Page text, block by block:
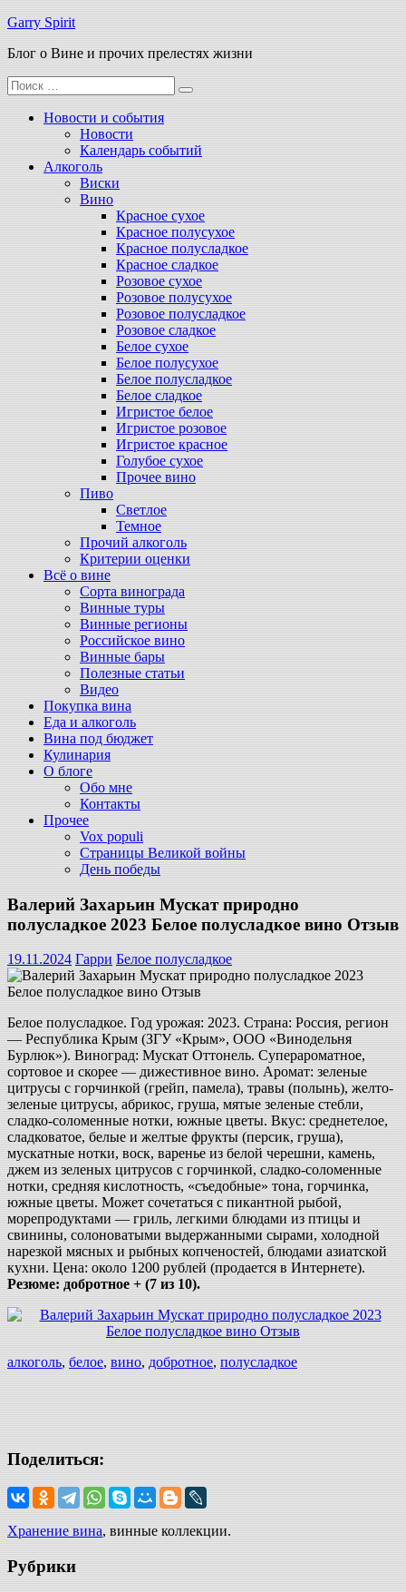
Перейти
содержимому
Garry Spirit
Блог о Вине и прочих прелестях жизни
Поиск
для:
Новости и события
Новости
Календарь событий
Алкоголь
Виски
Вино
Красное сухое
Красное полусухое
Красное полусладкое
Красное сладкое
Розовое сухое
Розовое полусухое
Розовое полусладкое
Розовое сладкое
Белое сухое
Белое полусухое
Белое полусладкое
Белое сладкое
Игристое белое
Игристое розовое
Игристое красное
Голубое сухое
Прочее вино
Пиво
Светлое
Темное
Прочий алкоголь
Критерии оценки
Всё о вине
Сорта винограда
Винные туры
Винные регионы
Российское вино
Винные бары
Полезные статьи
Видео
Покупка вина
Еда и алкоголь
Вина под бюджет
Кулинария
О блоге
Обо мне
Контакты
Прочее
Vox populi
Страницы Великой войны
День победы
Валерий Захарьин Мускат природно
полусладкое 2023 Белое полусладкое вино Отзыв
19.11.2024 Гарри Белое полусладкое
Белое полусладкое. Год урожая: 2023. Страна: Россия, регион
— Республика Крым (ЗГУ «Крым», ООО «Винодельня
Бурлюк»). Виноград: Мускат Оттонель. Суперароматное,
сортовое и скорее — дижестивное вино. Аромат: зеленые
цитрусы с горчинкой (грейп, памела), травы (полынь), желто-
зеленые цитрусы, абрикос, груша, мятые зеленые стебли,
сладко-соломенные нотки, южные цветы. Вкус: среднетелое,
сладковатое, белые и желтые фрукты (персик, груша),
мускатные нотки, воск, варенье из белой черешни, камень,
джем из зеленых цитрусов с горчинкой, сладко-соломенные
нотки, средняя кислотность, «съедобные» тона, горчинка,
южные цветы. Может сочетаться с пикантной рыбой,
морепродуктами — гриль, легкими блюдами из птицы и
свинины, солоноватыми выдержанными сырами, холодной
нарезкой мясных и рыбных копченостей, блюдами азиатской
кухни. Цена: около 1200 рублей (продается в Интернете).
Резюме: добротное + (7 из 10).
алкоголь, белое, вино, добротное, полусладкое
Поделиться:
Хранение вина, винные коллекции.
Рубрики